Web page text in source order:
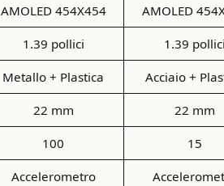
AMOLED 454X454 AMOLED
1.39 pollici 1.39
Metallo + Plastica Acciaio +
22 mm 22 mm
100 15
Accelerometro